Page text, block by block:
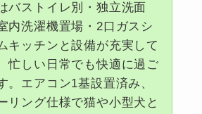
バストイレ別・独立洗面
内洗濯機置場・2口ガスシ
キッチンと設備が充実して
忙しい日常でも快適に過ご
。エアコン1基設置済み、
リング仕様で猫や小型犬と